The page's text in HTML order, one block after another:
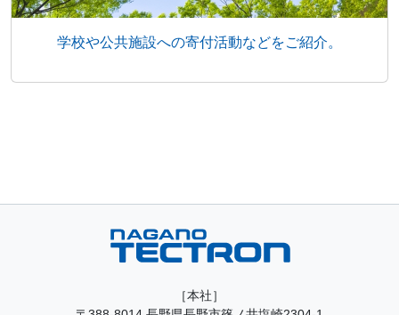
学校や公共施設への寄付活動などをご紹介。
［本社］